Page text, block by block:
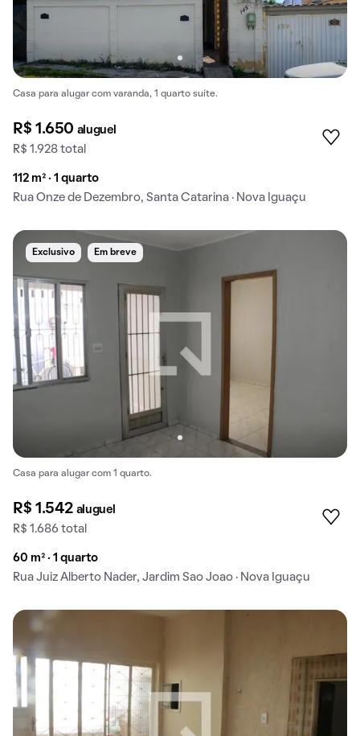
Casa para alugar com varanda, 1 quarto suíte.
R$ 1.650 aluguel
R$ 1.928 total
112 m² · 1 quarto
Rua Onze de Dezembro, Santa Catarina · Nova Iguaçu
Exclusivo Em breve
Casa para alugar com 1 quarto.
R$ 1.542 aluguel
R$ 1.686 total
60 m² · 1 quarto
Rua Juiz Alberto Nader, Jardim Sao Joao · Nova Iguaçu